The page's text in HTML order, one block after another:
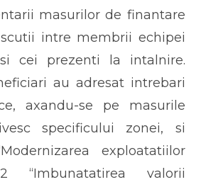
masurilor de finantare
intre membrii echipei
cei prezenti la intalnire.
au adresat intrebari
axandu-se pe masurile
specificului zonei, si
exploatatiilor
“Imbunatatirea valorii